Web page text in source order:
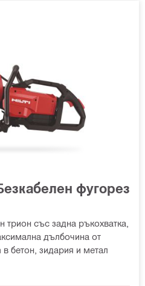
фугорез
със задна ръкохватка,
дълбочина от
бетон, зидария и метал